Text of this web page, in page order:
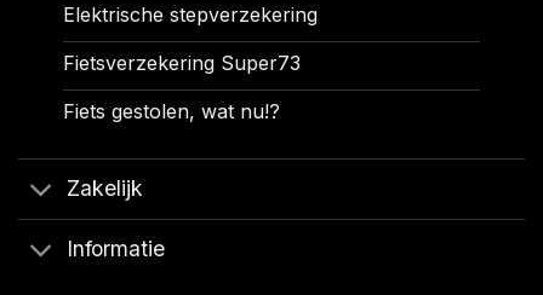
Elektrische stepverzekering
Fietsverzekering Super73
Fiets gestolen, wat nu!?
Zakelijk
Informatie